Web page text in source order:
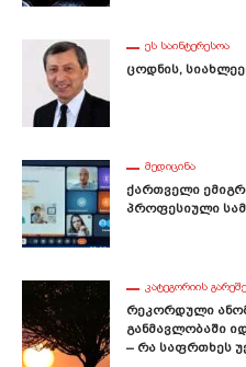
ᲔᲡ ᲡᲐᲘᲜᲢᲔᲠᲔᲡᲝᲐ
Ცოდნის,
ᲛᲔᲓᲘᲪᲘᲜᲐ
Ქართველი
Პროფესიული
ᲙᲐᲢᲔᲒᲝᲠᲘᲘᲡ ᲒᲐᲠᲔᲨᲔ
Რეკორდული
Განმავლობაში
– Რა Საფრთხეს